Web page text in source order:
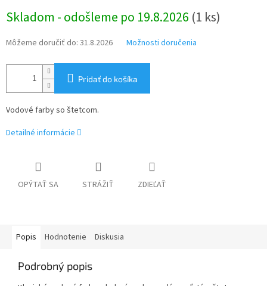
cena:
Skladom - odošleme po 19.8.2026 (1 ks)
Môžeme doručiť do: 31.8.2026 Možnosti doručenia
Pridať do košíka
Vodové farby so štetcom.
Detailné informácie
OPÝTAŤ SA STRÁŽIŤ ZDIEĽAŤ
Popis Hodnotenie Diskusia
Podrobný popis